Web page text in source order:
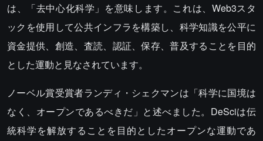
は、「去中心化科学」を意味します。これは、Web3スタ
ックを使用して公共インフラを構築し、科学知識を公平に
資金提供、創造、査読、認証、保存、普及することを目的
とした運動と見なされています。
ノーベル賞受賞者ランディ・シェクマンは「科学に国境は
なく、オープンであるべきだ」と述べました。DeSciは伝
統科学を解放することを目的としたオープンな運動であ